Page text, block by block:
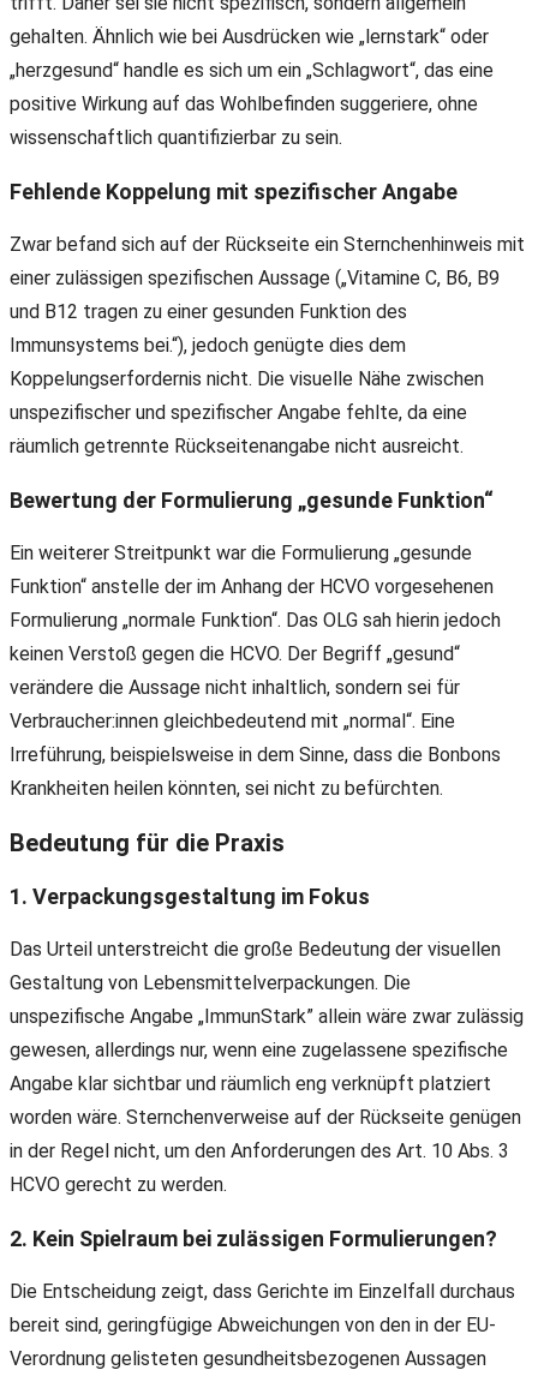
gehalten. Ähnlich wie bei Ausdrücken wie „lernstark“ oder
„herzgesund“ handle es sich um ein „Schlagwort“, das eine
positive Wirkung auf das Wohlbefinden suggeriere, ohne
wissenschaftlich quantifizierbar zu sein.
Fehlende Koppelung mit spezifischer Angabe
Zwar befand sich auf der Rückseite ein Sternchenhinweis mit
einer zulässigen spezifischen Aussage („Vitamine C, B6, B9
und B12 tragen zu einer gesunden Funktion des
Immunsystems bei.“), jedoch genügte dies dem
Koppelungserfordernis nicht. Die visuelle Nähe zwischen
unspezifischer und spezifischer Angabe fehlte, da eine
räumlich getrennte Rückseitenangabe nicht ausreicht.
Bewertung der Formulierung „gesunde Funktion“
Ein weiterer Streitpunkt war die Formulierung „gesunde
Funktion“ anstelle der im Anhang der HCVO vorgesehenen
Formulierung „normale Funktion“. Das OLG sah hierin jedoch
keinen Verstoß gegen die HCVO. Der Begriff „gesund“
verändere die Aussage nicht inhaltlich, sondern sei für
Verbraucher:innen gleichbedeutend mit „normal“. Eine
Irreführung, beispielsweise in dem Sinne, dass die Bonbons
Krankheiten heilen könnten, sei nicht zu befürchten.
Bedeutung für die Praxis
1. Verpackungsgestaltung im Fokus
Das Urteil unterstreicht die große Bedeutung der visuellen
Gestaltung von Lebensmittelverpackungen. Die
unspezifische Angabe „ImmunStark” allein wäre zwar zulässig
gewesen, allerdings nur, wenn eine zugelassene spezifische
Angabe klar sichtbar und räumlich eng verknüpft platziert
worden wäre. Sternchenverweise auf der Rückseite genügen
in der Regel nicht, um den Anforderungen des Art. 10 Abs. 3
HCVO gerecht zu werden.
2. Kein Spielraum bei zulässigen Formulierungen?
Die Entscheidung zeigt, dass Gerichte im Einzelfall durchaus
bereit sind, geringfügige Abweichungen von den in der EU-
Verordnung gelisteten gesundheitsbezogenen Aussagen